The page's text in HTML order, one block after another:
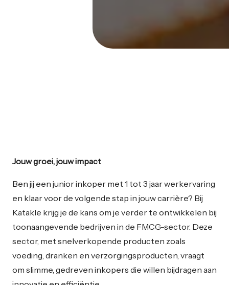
Jouw groei, jouw impact
Ben jij een junior inkoper met 1 tot 3 jaar werkervaring
en klaar voor de volgende stap in jouw carrière? Bij
Katakle krijg je de kans om je verder te ontwikkelen bij
toonaangevende bedrijven in de FMCG-sector. Deze
sector, met snelverkopende producten zoals
voeding, dranken en verzorgingsproducten, vraagt
om slimme, gedreven inkopers die willen bijdragen aan